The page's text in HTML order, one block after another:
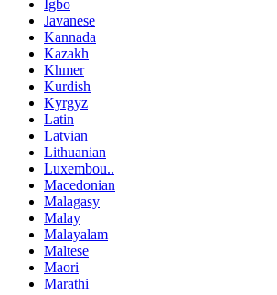
Igbo
Javanese
Kannada
Kazakh
Khmer
Kurdish
Kyrgyz
Latin
Latvian
Lithuanian
Luxembou..
Macedonian
Malagasy
Malay
Malayalam
Maltese
Maori
Marathi